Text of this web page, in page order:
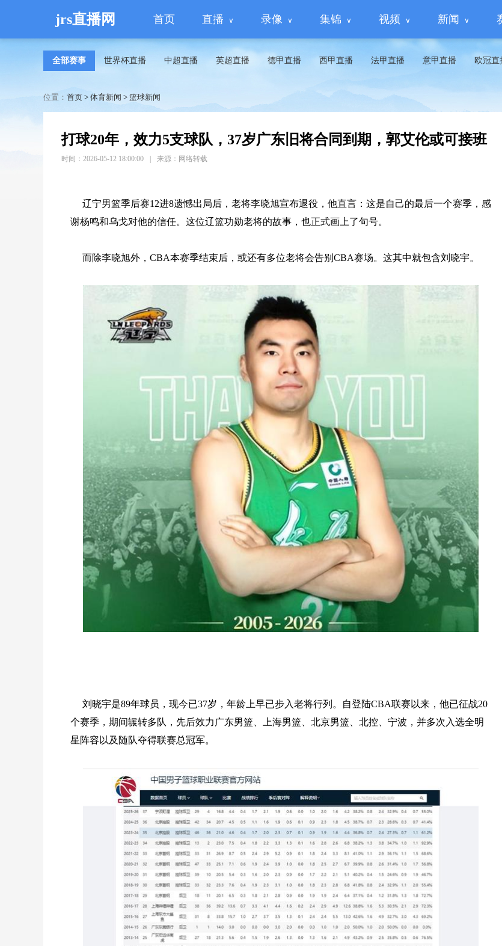
jrs直播网 首页 直播 录像 集锦 视频 新闻
全部赛事 世界杯直播 中超直播 英超直播 德甲直播 西甲直播 法甲直播 意甲直播 欧冠直
位置： 首页 > 体育新闻 > 篮球新闻
打球20年，效力5支球队，37岁广东旧将合同到期，郭艾伦或可接班
时间：2026-05-12 18:00:00 来源：网络转载
辽宁男篮季后赛12进8遗憾出局后，老将李晓旭宣布退役，他直言：这是自己的最后一个赛季，感
谢杨鸣和乌戈对他的信任。这位辽篮功勋老将的故事，也正式画上了句号。
而除李晓旭外，CBA本赛季结束后，或还有多位老将会告别CBA赛场。这其中就包含刘晓宇。
刘晓宇是89年球员，现今已37岁，年龄上早已步入老将行列。自登陆CBA联赛以来，他已征战20
个赛季，期间辗转多队，先后效力广东男篮、上海男篮、北京男篮、北控、宁波，并多次入选全明
星阵容以及随队夺得联赛总冠军。